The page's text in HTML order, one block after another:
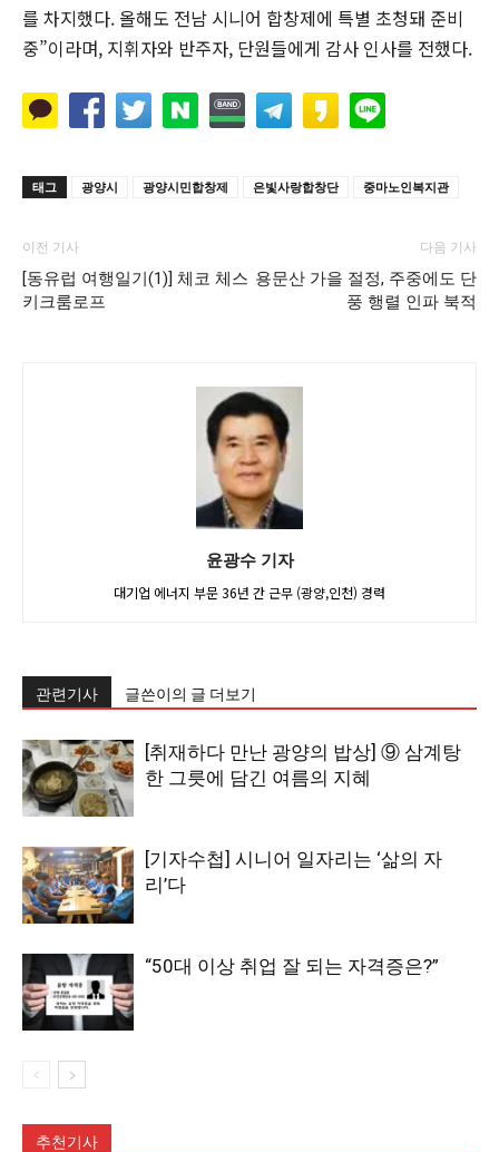
를 차지했다. 올해도 전남 시니어 합창제에 특별 초청돼 준비
중”이라며, 지휘자와 반주자, 단원들에게 감사 인사를 전했다.
태그 광양시 광양시민합창제 은빛사랑합창단 중마노인복지관
이전 기사
[동유럽 여행일기(1)] 체코 체스
키크룸로프
다음 기사
용문산 가을 절정, 주중에도 단
풍 행렬 인파 북적
윤광수 기자
대기업 에너지 부문 36년 간 근무 (광양,인천) 경력
관련기사 글쓴이의 글 더보기
[취재하다 만난 광양의 밥상] ⑨ 삼계탕
한 그릇에 담긴 여름의 지혜
[기자수첩] 시니어 일자리는 ‘삶의 자
리’다
“50대 이상 취업 잘 되는 자격증은?”
추천기사